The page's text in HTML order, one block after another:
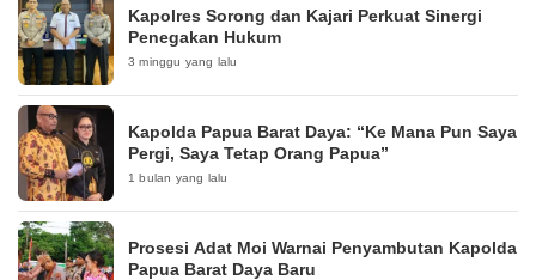
Kapolres Sorong dan Kajari Perkuat Sinergi
Penegakan Hukum
3 minggu yang lalu
Kapolda Papua Barat Daya: “Ke Mana Pun Saya
Pergi, Saya Tetap Orang Papua”
1 bulan yang lalu
Prosesi Adat Moi Warnai Penyambutan Kapolda
Papua Barat Daya Baru